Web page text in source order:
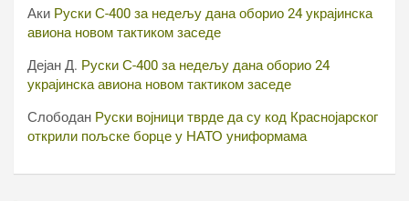
Аки Руски С-400 за недељу дана оборио 24 украјинска
авиона новом тактиком заседе
Дејан Д. Руски С-400 за недељу дана оборио 24
украјинска авиона новом тактиком заседе
Слободан Руски војници тврде да су код Краснојарског
открили пољске борце у НАТО униформама